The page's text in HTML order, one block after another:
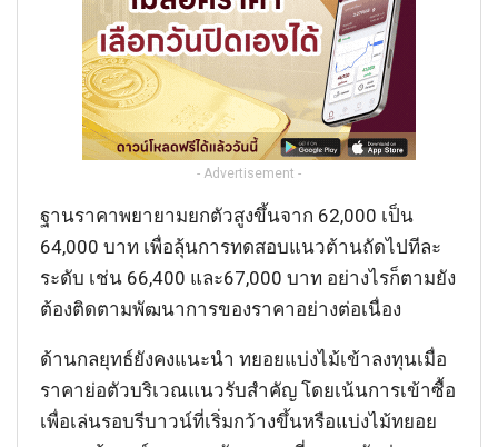
- Advertisement -
ฐานราคาพยายามยกตัวสูงขึ้นจาก 62,000 เป็น
64,000 บาท เพื่อลุ้นการทดสอบแนวต้านถัดไปทีละ
ระดับ เช่น 66,400 และ67,000 บาท อย่างไรก็ตามยัง
ต้องติดตามพัฒนาการของราคาอย่างต่อเนื่อง
ด้านกลยุทธ์ยังคงแนะนำ ทยอยแบ่งไม้เข้าลงทุนเมื่อ
ราคาย่อตัวบริเวณแนวรับสำคัญ โดยเน้นการเข้าซื้อ
เพื่อเล่นรอบรีบาวน์ที่เริ่มกว้างขึ้นหรือแบ่งไม้ทยอย